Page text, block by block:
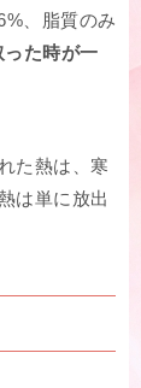
、脂質のみ
った時が一
た熱は、寒
は単に放出